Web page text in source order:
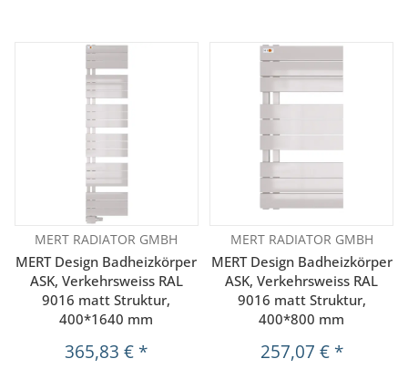
MERT RADIATOR GMBH
MERT Design Badheizkörper
ASK, Verkehrsweiss RAL
9016 matt Struktur,
400*1640 mm
365,83 € *
MERT RADIATOR GMBH
MERT Design Badheizkörper
ASK, Verkehrsweiss RAL
9016 matt Struktur,
400*800 mm
257,07 € *